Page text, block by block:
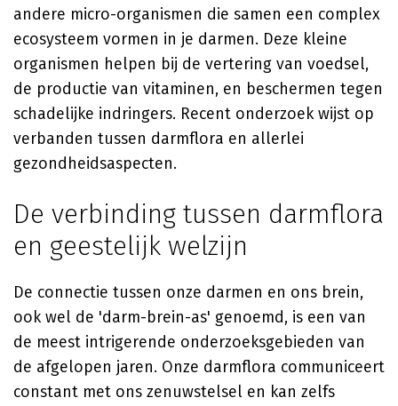
andere micro-organismen die samen een complex
ecosysteem vormen in je darmen. Deze kleine
organismen helpen bij de vertering van voedsel,
de productie van vitaminen, en beschermen tegen
schadelijke indringers. Recent onderzoek wijst op
verbanden tussen darmflora en allerlei
gezondheidsaspecten.
De verbinding tussen darmflora
en geestelijk welzijn
De connectie tussen onze darmen en ons brein,
ook wel de 'darm-brein-as' genoemd, is een van
de meest intrigerende onderzoeksgebieden van
de afgelopen jaren. Onze darmflora communiceert
constant met ons zenuwstelsel en kan zelfs